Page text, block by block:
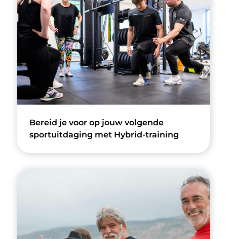
Bereid je voor op jouw volgende
sportuitdaging met Hybrid-training